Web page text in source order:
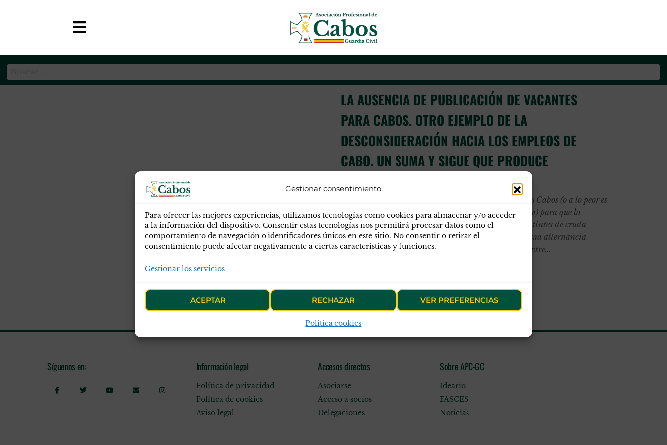
Gestionar consentimiento
Para ofrecer las mejores experiencias, utilizamos tecnologías como cookies para almacenar y/o acceder
a la información del dispositivo. Consentir estas tecnologías nos permitirá procesar datos como el
comportamiento de navegación o identificadores únicos en este sitio. No consentir o retirar el
consentimiento puede afectar negativamente a ciertas características y funciones.
Gestionar los servicios
ACEPTAR RECHAZAR VER PREFERENCIAS
Política cookies
APC-GC Asociación Profesional de Cabos de la Guardia Civil
Etiqueta: ausencia de publicación de vacantes para cabos
LA AUSENCIA DE PUBLICACIÓN DE VACANTES
PARA CABOS. OTRO EJEMPLO DE LA
DESCONSIDERACIÓN HACIA LOS EMPLEOS DE
CABO. UN SUMA Y SIGUE QUE PRODUCE
HARTAZGO.
Descarga el comunicado en PDF ¿Qué hemos hecho los Cabos (o a lo peor es
porque durante muchísimos años no hemos hecho nada) para que la
desconsideración hacia nuestros empleos ya adquiera tintes de cruda
burla? APC-GC no entiende el porqué no se produce una alternancia
semestral en la resolución y publicación de vacantes entre…
Síguenos en: Información legal
Política de privacidad
Política de cookies
Aviso legal
Accesos directos
Asociarse
Acceso a socios
Delegaciones
Sobre APC-GC
Ideario
FASCES
Noticias